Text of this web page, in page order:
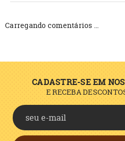
Carregando comentários ...
CADASTRE-SE EM
E RECEBA